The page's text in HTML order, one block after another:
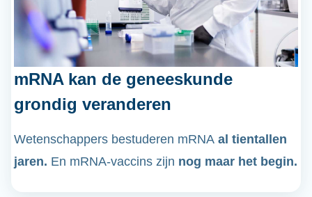
mRNA kan de geneeskunde
grondig veranderen
Wetenschappers bestuderen mRNA al tientallen
jaren. En mRNA-vaccins zijn nog maar het begin.